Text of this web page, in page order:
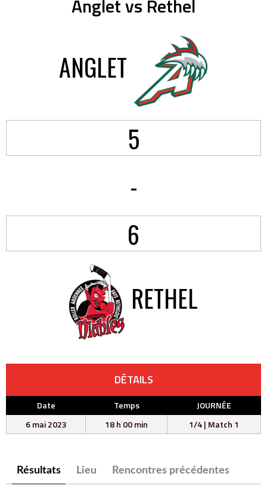
Anglet vs Rethel
ANGLET
5
-
6
RETHEL
DÉTAILS
Date Temps
JOURNÉE
6 mai 2023
18 h 00 min 1/4 | Match 1
Résultats Lieu Rencontres précédentes